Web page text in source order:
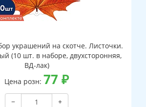
украшений на скотче. Листочки.
(10 шт. в наборе, двухсторонняя,
ВД-лак)
Цена розн: 77 ₽
−
+